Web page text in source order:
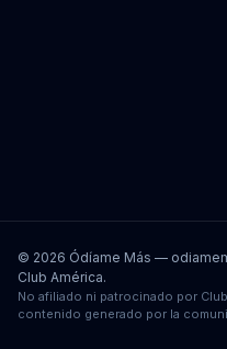
© 2026 Ódíame Más —
Club América.
No afiliado ni patrocinado por
contenido generado por la